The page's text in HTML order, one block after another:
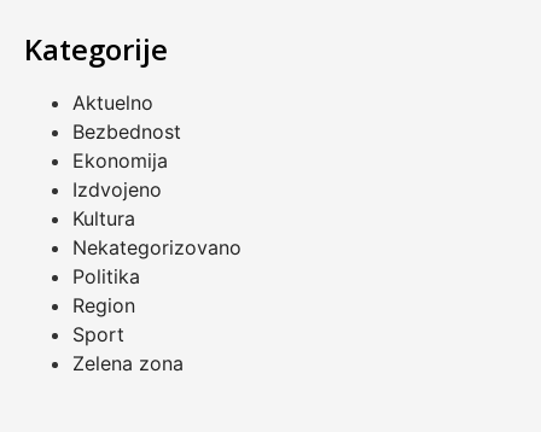
Kategorije
Aktuelno
Bezbednost
Ekonomija
Izdvojeno
Kultura
Nekategorizovano
Politika
Region
Sport
Zelena zona